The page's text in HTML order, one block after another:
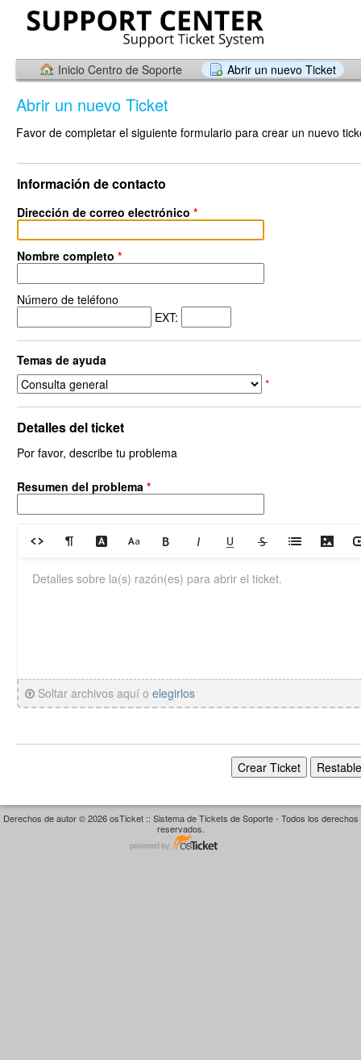
Inicio Centro de Soporte Abrir un nuevo Ticket
Abrir un nuevo Ticket
Favor de completar el siguiente formulario para crear un nuevo
Información de contacto
Dirección de correo electrónico *
Nombre completo *
Número de teléfono
EXT:
Temas de ayuda
*
Detalles del ticket
Por favor, describe tu problema
Resumen del problema *
Soltar archivos aquí o elegirlos
Derechos de autor © 2026 osTicket :: Sistema de Tickets de Soporte - Todos los derechos
reservados.